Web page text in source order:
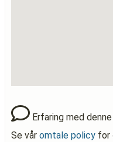
Erfaring med
Se vår omtale policy for